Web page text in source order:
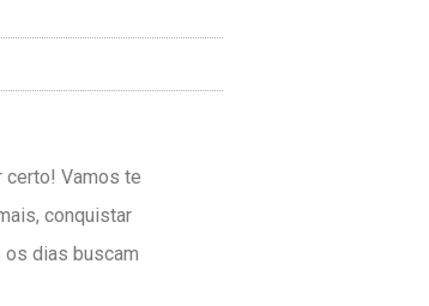
certo! Vamos te
conquistar
dias buscam